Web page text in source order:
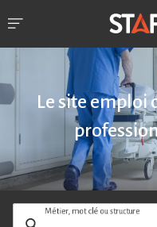
Le site emploi
Métier, mot clé ou structure